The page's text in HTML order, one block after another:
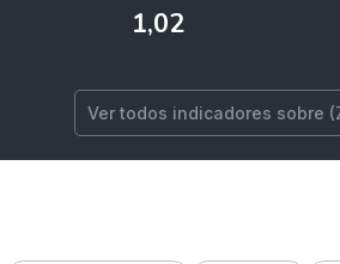
1,02
Ver todos indicadores sobre